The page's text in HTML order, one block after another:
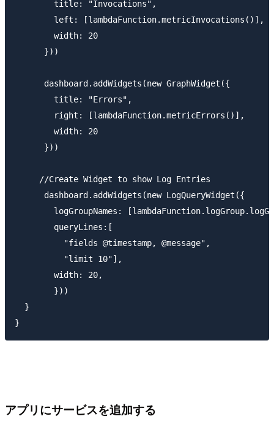
        title: "Invocations",
        left: [lambdaFunction.metricInvocations()],
        width: 20
      }))
      dashboard.addWidgets(new GraphWidget({
        title: "Errors",
        right: [lambdaFunction.metricErrors()],
        width: 20
      }))
     //Create Widget to show Log Entries
      dashboard.addWidgets(new LogQueryWidget({
logGroupNames:
        queryLines:[
          "fields @timestamp, @message",
          "limit 10"],
        width: 20,
        }))
  }
アプリにサービスを追加する